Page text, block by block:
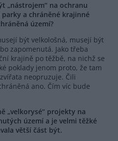
„nástrojem“ na ochranu
a chráněné krajinné
území?
být velkološná, musejí být
zapomenutá. Jako třeba
krajině po těžbě, na nichž se
poklady jenom proto, že tam
neopruzuje. Čili
ano. Čím víc bude
„velkorysé“ projekty na
území a je velmi těžké
větší část být.